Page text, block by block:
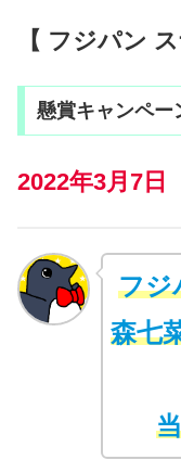
【 フジパン
懸賞キャンペー
2022年3月7日
フジ
森七